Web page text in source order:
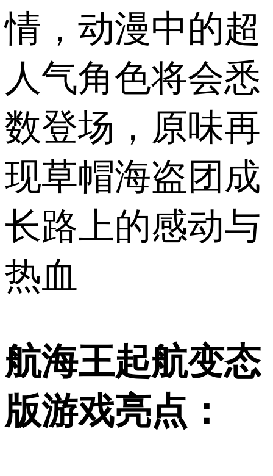
情，动漫中的超
人气角色将会悉
数登场，原味再
现草帽海盗团成
长路上的感动与
热血
航海王起航变态
版游戏亮点：